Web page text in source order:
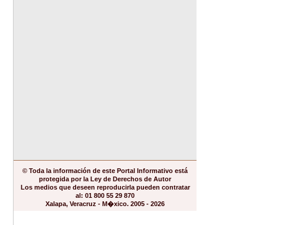
© Toda la información de este Portal Informativo está
protegida por la Ley de Derechos de Autor
Los medios que deseen reproducirla pueden contratar
al: 01 800 55 29 870
Xalapa, Veracruz - M�xico. 2005 - 2026